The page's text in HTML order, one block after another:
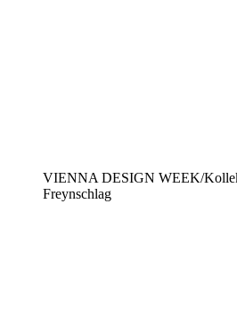
VIENNA DESIGN WEEK/
Freynschlag